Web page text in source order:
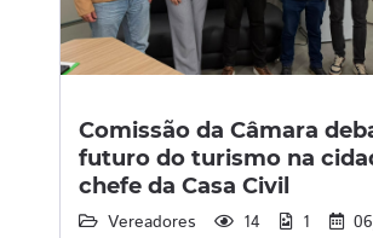
Comissão da Câmara
futuro do turismo na
chefe da Casa Civil
Vereadores 14 1